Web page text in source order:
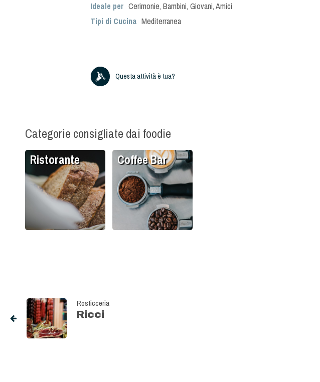
Ideale per Cerimonie, Bambini, Giovani,Amici
Tipi di Cucina Mediterranea
Questa attività è tua?
Categorie consigliate dai foodie
Ristorante Coffee Bar
Rosticceria
Ricci